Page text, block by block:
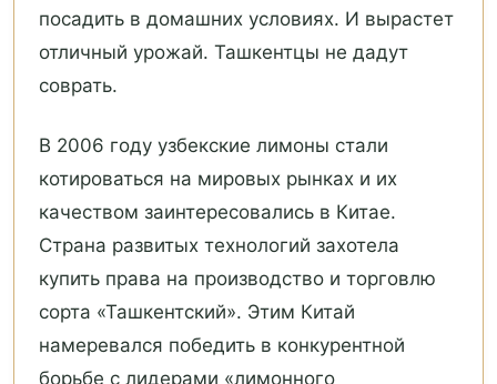
посадить в домашних условиях. И вырастет
отличный урожай. Ташкентцы не дадут
соврать.
В 2006 году узбекские лимоны стали
котироваться на мировых рынках и их
качеством заинтересовались в Китае.
Страна развитых технологий захотела
купить права на производство и торговлю
сорта «Ташкентский». Этим Китай
намеревался победить в конкурентной
борьбе с лидерами «лимонного